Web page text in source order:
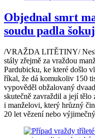
Objednal smrt
soudu padla
/VRAŽDA LITĚTINY/
stály zřejmě za vraždou
Pardubicku, ke které došlo
říkal, že dá komukoliv 150
vypověděl obžalovaný
skutečně zavraždil a její tělo
i manželovi, který hrůzný
20 let vězení nebo